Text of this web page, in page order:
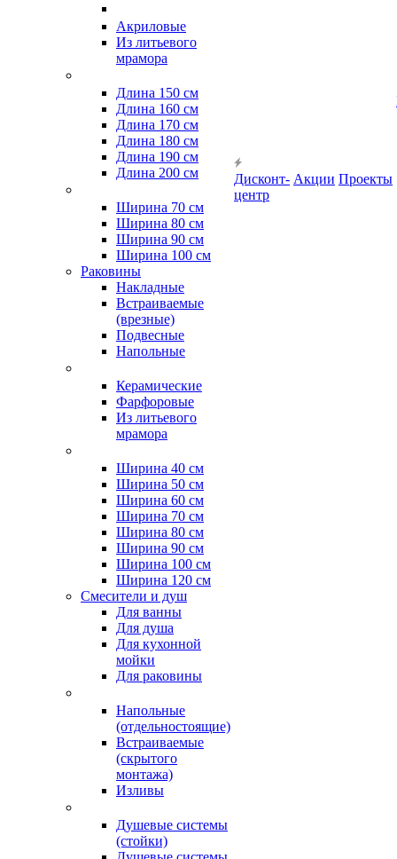
Акриловые
Из литьевого
мрамора
Длина 150 см
Длина 160 см
Длина 170 см
Длина 180 см
Длина 190 см
Длина 200 см
Ширина 70 см
Ширина 80 см
Ширина 90 см
Ширина 100 см
Раковины
Накладные
Встраиваемые
(врезные)
Подвесные
Напольные
Керамические
Фарфоровые
Из литьевого
мрамора
Ширина 40 см
Ширина 50 см
Ширина 60 см
Ширина 70 см
Ширина 80 см
Ширина 90 см
Ширина 100 см
Ширина 120 см
Смесители и душ
Для ванны
Для душа
Для кухонной
мойки
Для раковины
Напольные
(отдельностоящие)
Встраиваемые
(скрытого
монтажа)
Изливы
Душевые системы
(стойки)
Дисконт-
центр
Акции Проекты